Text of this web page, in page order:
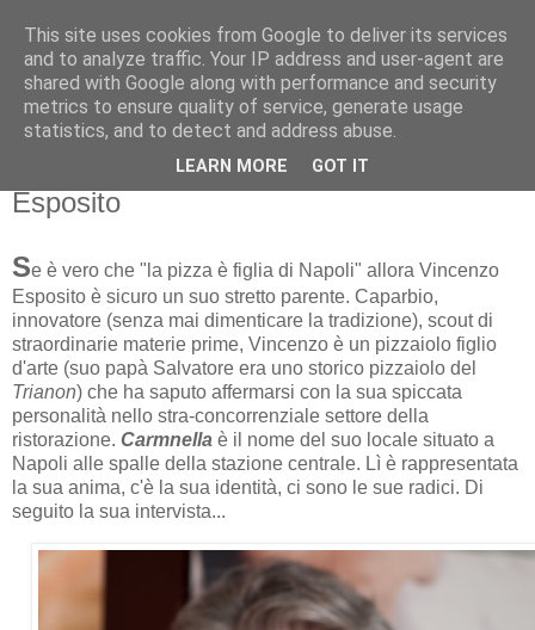
PIZZAIOLI: Intervista a Vincenzo
Esposito
Se è vero che "la pizza è figlia di Napoli" allora Vincenzo
Esposito è sicuro un suo stretto parente. Caparbio,
innovatore (senza mai dimenticare la tradizione), scout di
straordinarie materie prime, Vincenzo è un pizzaiolo figlio
d'arte (suo papà Salvatore era uno storico pizzaiolo del
Trianon) che ha saputo affermarsi con la sua spiccata
personalità nello stra-concorrenziale settore della
ristorazione. Carmnella è il nome del suo locale situato a
Napoli alle spalle della stazione centrale. Lì è rappresentata
la sua anima, c'è la sua identità, ci sono le sue radici. Di
seguito la sua intervista...
This site uses cookies from Google to deliver its services
and to analyze traffic. Your IP address and user-agent are
shared with Google along with performance and security
metrics to ensure quality of service, generate usage
statistics, and to detect and address abuse.
LEARN MORE GOT IT